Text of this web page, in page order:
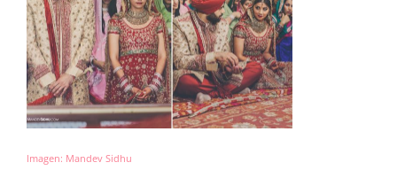
Imagen: Mandev Sidhu